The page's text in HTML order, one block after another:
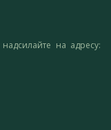
на адресу: